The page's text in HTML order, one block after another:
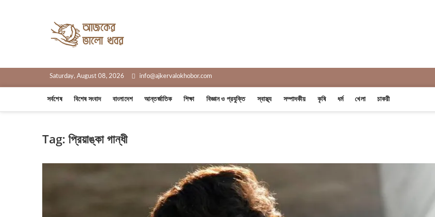
Saturday, August 08, 2026 info@ajkervalokhobor.com
সর্বশেষ বিশেষ সংবাদ বাংলাদেশ আন্তর্জাতিক শিক্ষা বিজ্ঞান ও প্রযুক্তি স্বাস্থ্য সম্পাদকীয় কৃষি ধর্ম খেলা চাকরী
Tag: প্রিয়াঙ্কা গান্ধী